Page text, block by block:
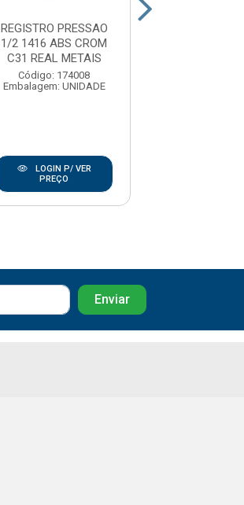
REGISTRO PRESSAO
1/2 1416 ABS CROM
C31 REAL METAIS
Código: 174008
Embalagem: UNIDADE
LOGIN P/ VER
PREÇO